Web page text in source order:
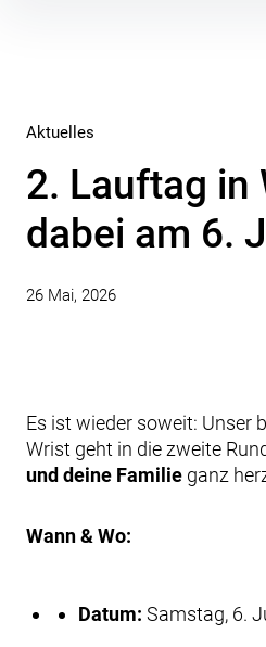
Aktuelles
2. Lauftag in
dabei am 6.
26 Mai, 2026
Es ist wieder soweit: Unser
Wrist geht in die zweite
und deine Familie ganz
Wann & Wo:
Datum: Samstag, 6.